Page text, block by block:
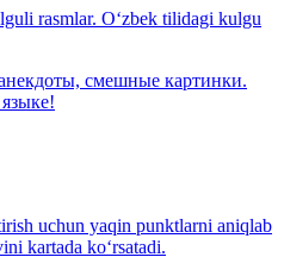
rasmlar. O‘zbek tilidagi kulgu
смешные картинки.
uchun yaqin punktlarni aniqlab
kartada ko‘rsatadi.